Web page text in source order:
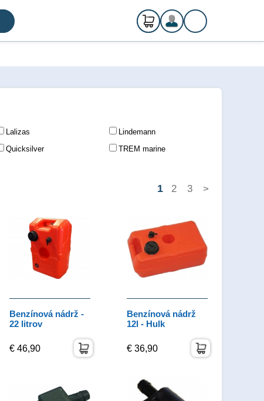
0ks
€ 0,00
Registrácia
Prihlásenie
Lalizas
Lindemann
Quicksilver
TREM marine
1 2 3 >
Benzínová nádrž -
22 litrov
€ 46,90
Benzínová nádrž
12l - Hulk
€ 36,90